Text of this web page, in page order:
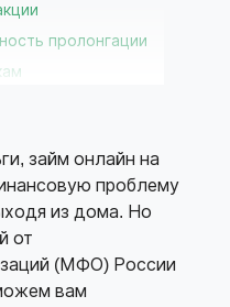
пролонгации
средств
личный кабинет
в 2026 году?
в
займ онлайн на
проблему
из дома. Но
от
(МФО) России
вам